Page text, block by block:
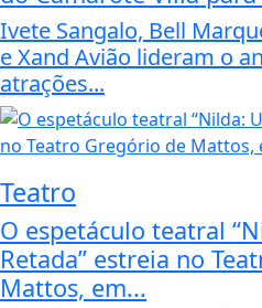
Ivete Sangalo, Bell
e Xand Avião lideram o
atrações...
Teatro
O espetáculo teatral
Retada” estreia no
Mattos, em...